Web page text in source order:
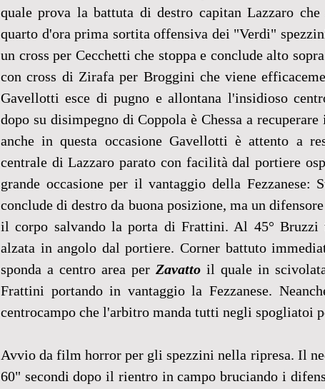
quale prova la battuta di destro capitan Lazzaro
quarto d'ora prima sortita offensiva dei "Verdi"
un cross per Cecchetti che stoppa e conclude alto
con cross di Zirafa per Broggini che viene
Gavellotti esce di pugno e allontana l'insidioso
dopo su disimpegno di Coppola è Chessa a
anche in questa occasione Gavellotti è attento a
centrale di Lazzaro parato con facilità dal portiere
grande occasione per il vantaggio della Fezzanese:
conclude di destro da buona posizione, ma un
il corpo salvando la porta di Frattini. Al 45° Bruzzi
alzata in angolo dal portiere. Corner battuto
sponda a centro area per Zavatto il quale in
Frattini portando in vantaggio la Fezzanese.
centrocampo che l'arbitro manda tutti negli spogliatoi
Avvio da film horror per gli spezzini nella ripresa. Il
60" secondi dopo il rientro in campo bruciando i